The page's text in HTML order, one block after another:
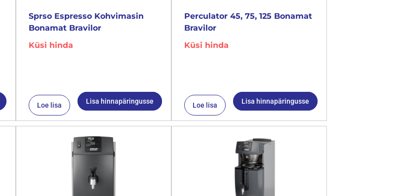
Sprso Espresso Kohvimasin
Bonamat Bravilor
Küsi hinda
Loe lisa Lisa hinnapäringusse
Perculator 45, 75, 125 Bonamat
Bravilor
Küsi hinda
Loe lisa Lisa hinnapäringusse